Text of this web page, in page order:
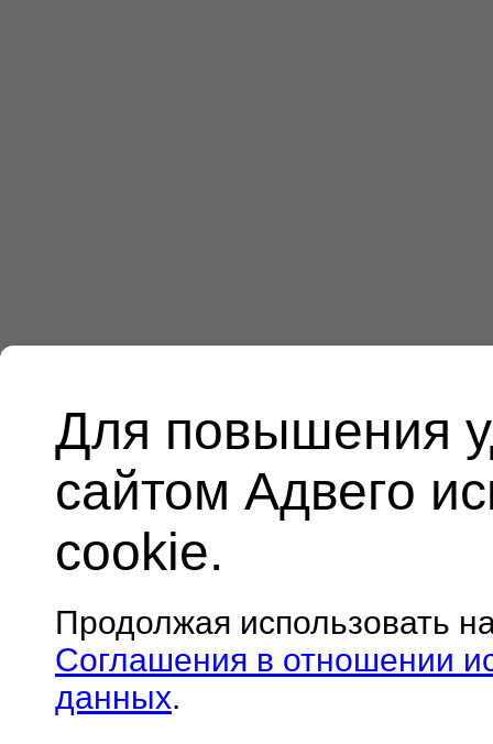
Для повышения
сайтом Адвего
cookie.
Продолжая использовать
Соглашения в отношении
данных.